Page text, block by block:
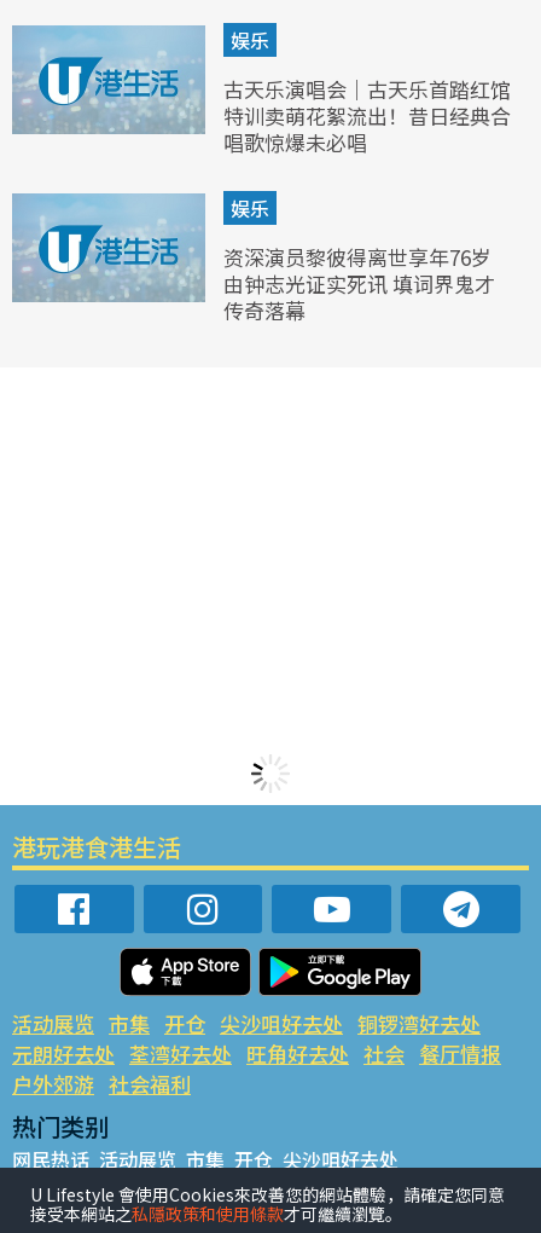
娱乐
古天乐演唱会｜古天乐首踏红馆
特训卖萌花絮流出！昔日经典合
唱歌惊爆未必唱
娱乐
资深演员黎彼得离世享年76岁
由钟志光证实死讯 填词界鬼才
传奇落幕
港玩港食港生活
活动展览 市集 开仓 尖沙咀好去处 铜锣湾好去处
元朗好去处 荃湾好去处 旺角好去处 社会 餐厅情报
户外郊游 社会福利
热门类别
网民热话 活动展览 市集 开仓 尖沙咀好去处
铜锣湾好去处 元朗好去处 荃湾好去处 旺角好去处 社会
餐厅情报 户外郊游
U Lifestyle 會使用Cookies來改善您的網站體驗，請確定您同意
接受本網站之私隱政策和使用條款才可繼續瀏覽。